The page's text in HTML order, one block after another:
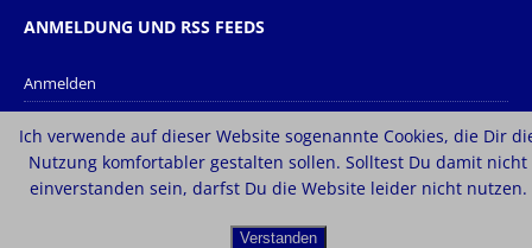
ANMELDUNG UND RSS FEEDS
Anmelden
Kommentar-Feed
WordPress.org
Ich verwende auf dieser Website sogenannte Cookies, die Dir
Nutzung komfortabler gestalten sollen. Solltest Du damit nicht
einverstanden sein, darfst Du die Website leider nicht nutzen.
Verstanden